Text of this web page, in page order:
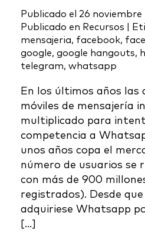
Publicado el 26 noviembre
Publicado en Recursos
mensajeria, facebook,
google, google hangouts,
telegram, whatsapp
En los últimos años las
móviles de mensajería
multiplicado para
competencia a
unos años copa el
número de usuarios se
con más de 900
registrados). Desde
adquiriese Whatsapp
[…]